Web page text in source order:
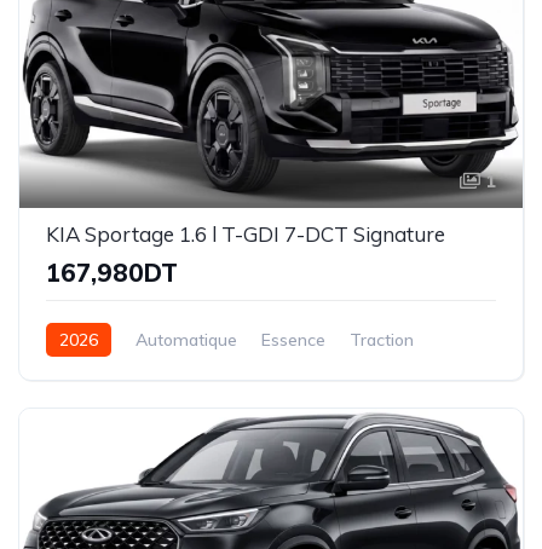
1
KIA Sportage 1.6 l T-GDI 7-DCT Signature
167,980DT
2026 Automatique Essence Traction